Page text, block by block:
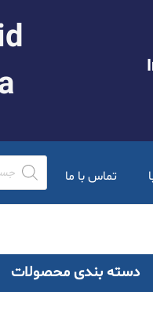
تماس با ما
دسته بندی محصولات